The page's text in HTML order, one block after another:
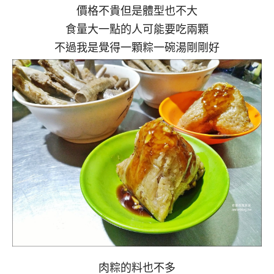
價格不貴但是體型也不大
食量大一點的人可能要吃兩顆
不過我是覺得一顆粽一碗湯剛剛好
肉粽的料也不多